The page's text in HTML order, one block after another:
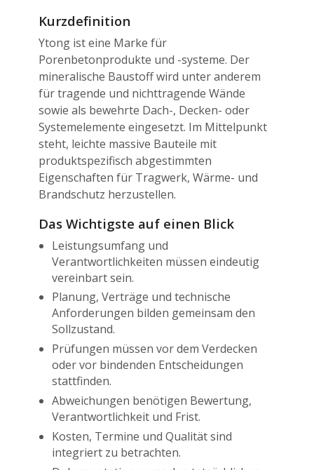
Kurzdefinition
Ytong ist eine Marke für
Porenbetonprodukte und -systeme. Der
mineralische Baustoff wird unter anderem
für tragende und nichttragende Wände
sowie als bewehrte Dach-, Decken- oder
Systemelemente eingesetzt. Im Mittelpunkt
steht, leichte massive Bauteile mit
produktspezifisch abgestimmten
Eigenschaften für Tragwerk, Wärme- und
Brandschutz herzustellen.
Das Wichtigste auf einen Blick
Leistungsumfang und
Verantwortlichkeiten müssen eindeutig
vereinbart sein.
Planung, Verträge und technische
Anforderungen bilden gemeinsam den
Sollzustand.
Prüfungen müssen vor dem Verdecken
oder vor bindenden Entscheidungen
stattfinden.
Abweichungen benötigen Bewertung,
Verantwortlichkeit und Frist.
Kosten, Termine und Qualität sind
integriert zu betrachten.